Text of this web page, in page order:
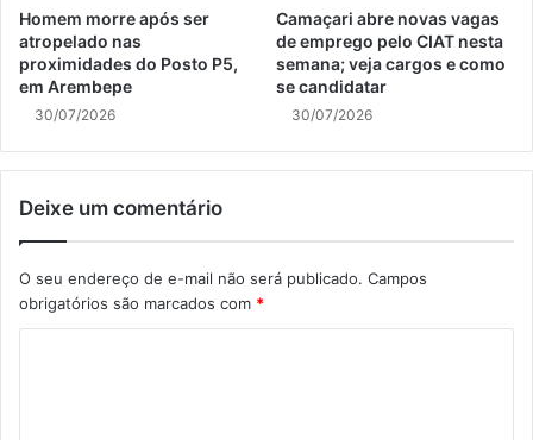
Homem morre após ser
atropelado nas
proximidades do Posto P5,
em Arembepe
30/07/2026
Camaçari abre novas vagas
de emprego pelo CIAT nesta
semana; veja cargos e como
se candidatar
30/07/2026
Deixe um comentário
O seu endereço de e-mail não será publicado. Campos
obrigatórios são marcados com *